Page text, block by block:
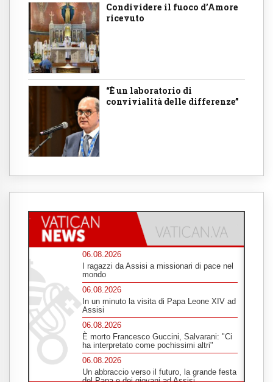
Condividere il fuoco d’Amore
ricevuto
“È un laboratorio di
convivialità delle differenze”
06.08.2026
I ragazzi da Assisi a missionari di pace nel
mondo
06.08.2026
In un minuto la visita di Papa Leone XIV ad
Assisi
06.08.2026
È morto Francesco Guccini, Salvarani: "Ci
ha interpretato come pochissimi altri"
06.08.2026
Un abbraccio verso il futuro, la grande festa